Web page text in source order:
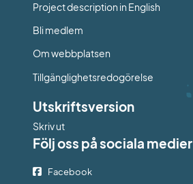
Project description in English
Bli medlem
Om webbplatsen
Tillgänglighetsredogörelse
Utskriftsversion
Skriv ut
Följ oss på sociala medier
Facebook